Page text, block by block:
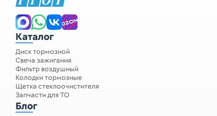
Каталог
Диск тормозной
Свеча зажигания
Фильтр воздушный
Колодки тормозные
Щетка стеклоочистителя
Запчасти для ТО
Блог